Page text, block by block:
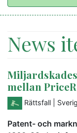
News
mellan
Rättsfall |
Patent- och